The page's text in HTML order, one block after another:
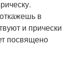
в
и прически
посвящено